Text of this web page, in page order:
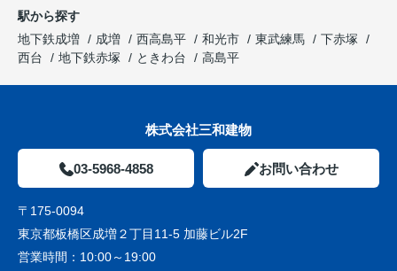
駅から探す
地下鉄成増
成増 西高島平 和光市 東武練馬
下赤塚
西台
地下鉄赤塚 ときわ台 高島平
株式会社三和建物
03-5968-4858 お問い合わせ
〒175-0094
東京都板橋区成増２丁目11-5 加藤ビル2F
営業時間： 10:00～19:00